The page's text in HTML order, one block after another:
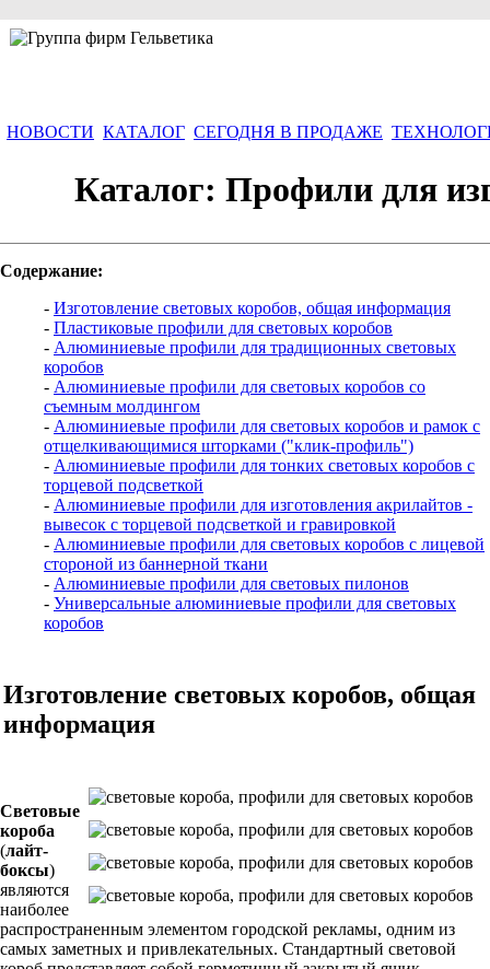
НОВОСТИ КАТАЛОГ СЕГОДНЯ В ПРОДАЖЕ
Каталог: Профили для
Содержание:
- Изготовление световых коробов, общая информация
- Пластиковые профили для световых коробов
- Алюминиевые профили для традиционных световых
коробов
- Алюминиевые профили для световых коробов со
съемным молдингом
- Алюминиевые профили для световых коробов и рамок с
отщелкивающимися шторками ("клик-профиль")
- Алюминиевые профили для тонких световых коробов с
торцевой подсветкой
- Алюминиевые профили для изготовления акрилайтов -
вывесок с торцевой подсветкой и гравировкой
- Алюминиевые профили для световых коробов с лицевой
стороной из баннерной ткани
- Алюминиевые профили для световых пилонов
- Универсальные алюминиевые профили для световых
коробов
Изготовление световых коробов, общая
информация
Световые
короба
(лайт-
боксы)
являются
наиболее
распространенным элементом городской рекламы, одним из
самых заметных и привлекательных. Стандартный световой